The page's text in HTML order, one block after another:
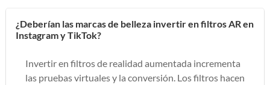
¿Deberían las marcas de belleza invertir en filtros AR en
Instagram y TikTok?
Invertir en filtros de realidad aumentada incrementa
las pruebas virtuales y la conversión. Los filtros hacen